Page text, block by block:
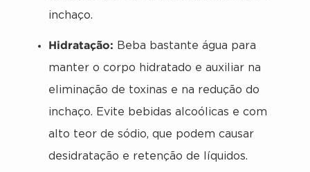
inchaço.
Hidratação: Beba bastante água para
manter o corpo hidratado e auxiliar na
eliminação de toxinas e na redução do
inchaço. Evite bebidas alcoólicas e com
alto teor de sódio, que podem causar
desidratação e retenção de líquidos.